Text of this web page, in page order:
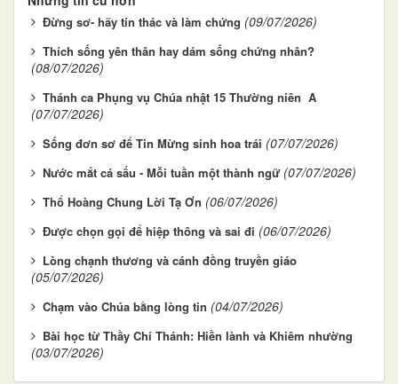
Đừng sơ- hãy tín thác và làm chứng (09/07/2026)
Thích sống yên thân hay dám sống chứng nhân?
(08/07/2026)
Thánh ca Phụng vụ Chúa nhật 15 Thường niên A
(07/07/2026)
Sống đơn sơ để Tin Mừng sinh hoa trái (07/07/2026)
Nước mắt cá sấu - Mỗi tuần một thành ngữ (07/07/2026)
Thổ Hoàng Chung Lời Tạ Ơn (06/07/2026)
Được chọn gọi để hiệp thông và sai đi (06/07/2026)
Lòng chạnh thương và cánh đồng truyền giáo
(05/07/2026)
Chạm vào Chúa bằng lòng tin (04/07/2026)
Bài học từ Thầy Chí Thánh: Hiền lành và Khiêm nhường
(03/07/2026)